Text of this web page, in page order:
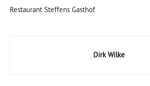
Restaurant Steffens Gasthof
Dirk Wilke